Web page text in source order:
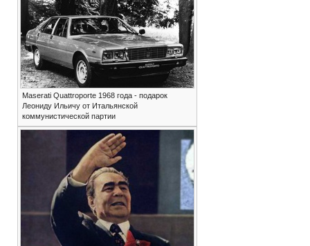
Maserati Quattroporte 1968 года - подарок
Леониду Ильичу от Итальянской
коммунистической партии